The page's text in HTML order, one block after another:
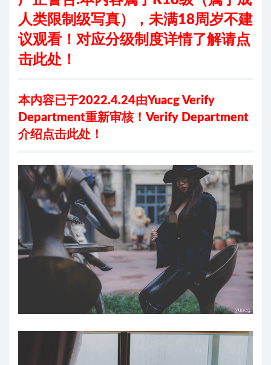
人类限制级写真）， 未满18周岁不建
议观看！对应分级制度详情了解请点
击此处 ！
本内容已于2022.4.24由Yuacg Verify
Department重新审核！ Verify Department
介绍点击此处 ！